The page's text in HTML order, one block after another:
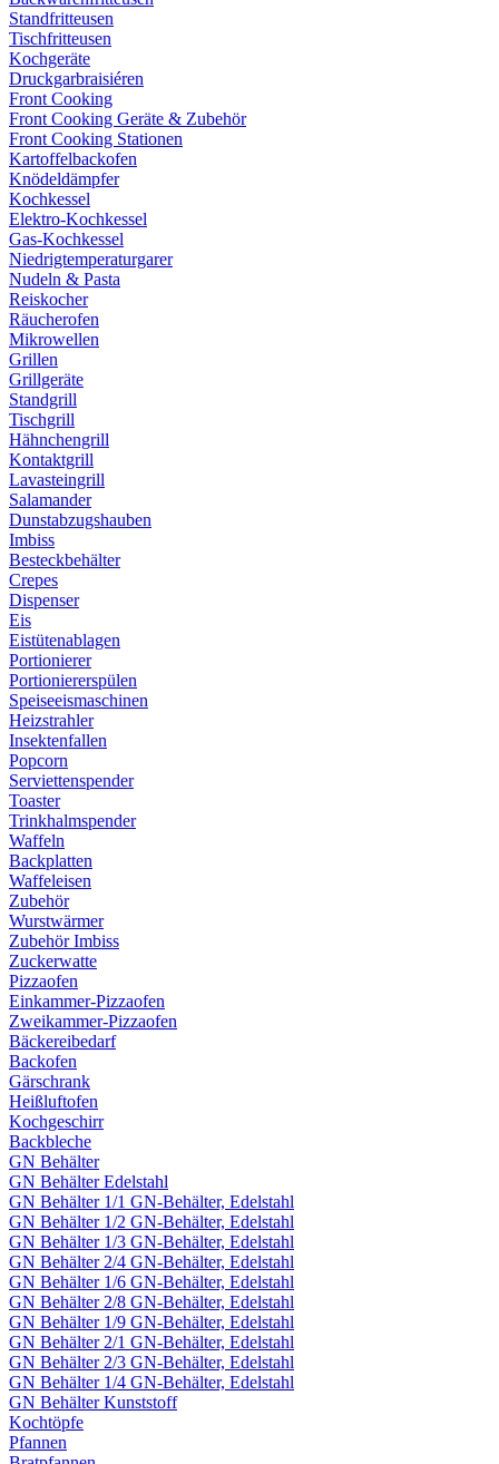
Standfritteusen
Tischfritteusen
Kochgeräte
Druckgarbraisiéren
Front Cooking
Front Cooking Geräte & Zubehör
Front Cooking Stationen
Kartoffelbackofen
Knödeldämpfer
Kochkessel
Elektro-Kochkessel
Gas-Kochkessel
Niedrigtemperaturgarer
Nudeln & Pasta
Reiskocher
Räucherofen
Mikrowellen
Grillen
Grillgeräte
Standgrill
Tischgrill
Hähnchengrill
Kontaktgrill
Lavasteingrill
Salamander
Dunstabzugshauben
Imbiss
Besteckbehälter
Crepes
Dispenser
Eis
Eistütenablagen
Portionierer
Portioniererspülen
Speiseeismaschinen
Heizstrahler
Insektenfallen
Popcorn
Serviettenspender
Toaster
Trinkhalmspender
Waffeln
Backplatten
Waffeleisen
Zubehör
Wurstwärmer
Zubehör Imbiss
Zuckerwatte
Pizzaofen
Einkammer-Pizzaofen
Zweikammer-Pizzaofen
Bäckereibedarf
Backofen
Gärschrank
Heißluftofen
Kochgeschirr
Backbleche
GN Behälter
GN Behälter Edelstahl
GN Behälter 1/1 GN-Behälter, Edelstahl
GN Behälter 1/2 GN-Behälter, Edelstahl
GN Behälter 1/3 GN-Behälter, Edelstahl
GN Behälter 2/4 GN-Behälter, Edelstahl
GN Behälter 1/6 GN-Behälter, Edelstahl
GN Behälter 2/8 GN-Behälter, Edelstahl
GN Behälter 1/9 GN-Behälter, Edelstahl
GN Behälter 2/1 GN-Behälter, Edelstahl
GN Behälter 2/3 GN-Behälter, Edelstahl
GN Behälter 1/4 GN-Behälter, Edelstahl
GN Behälter Kunststoff
Kochtöpfe
Pfannen